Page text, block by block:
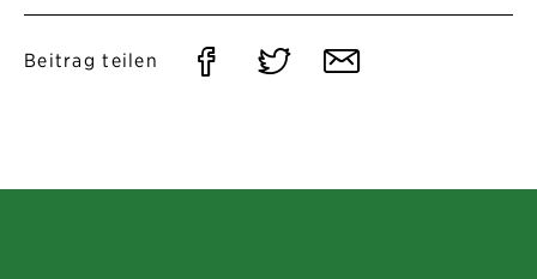
Beitrag teilen
Auf Auf Per